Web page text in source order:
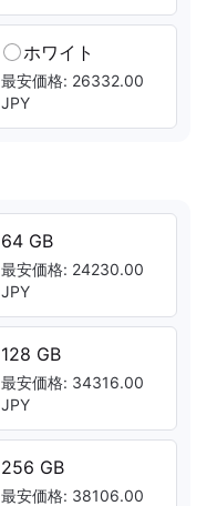
ホワイト
最安価格: 26332.00
JPY
64 GB
最安価格: 24230.00
JPY
128 GB
最安価格: 34316.00
JPY
256 GB
最安価格: 38106.00